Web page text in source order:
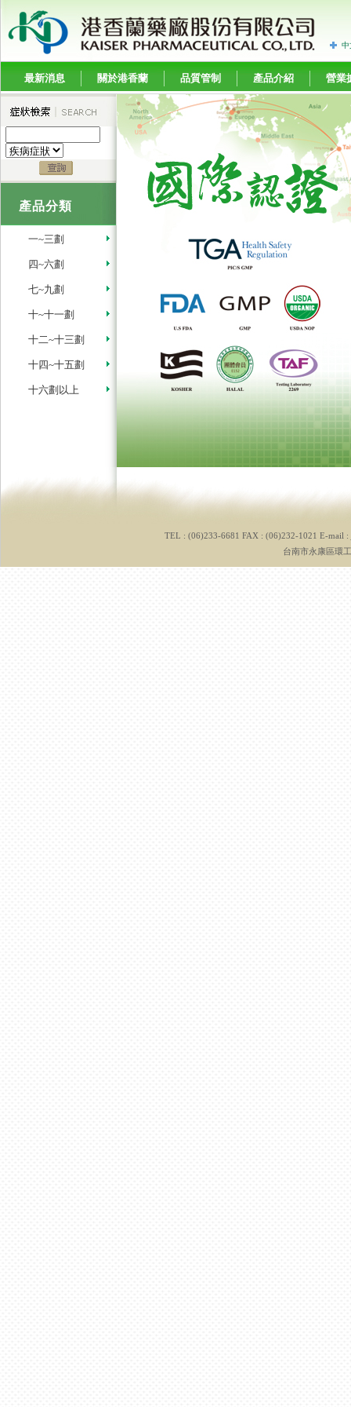
中
最新消息 關於港香蘭 品質管制 產品介紹 營業
產品分類
一~三劃
四~六劃
七~九劃
十~十一劃
十二~十三劃
十四~十五劃
十六劃以上
TEL : (06)233-6681 FAX : (06)232-1021 E-mail :
台南市永康區環